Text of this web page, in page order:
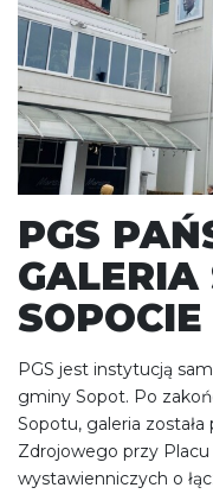
PGS
SOPOCIE
PGS jest instytucją
gminy Sopot. Po
Sopotu, galeria
Zdrojowego przy
wystawienniczych o